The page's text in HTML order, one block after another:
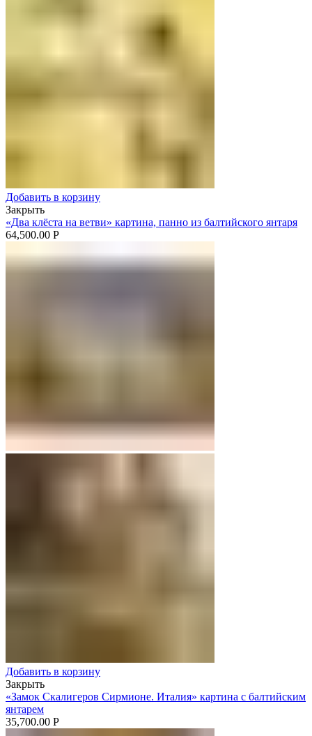
Добавить в корзину
Закрыть
«Два клёста на ветви» картина, панно из балтийского янтаря
64,500.00 Р
Добавить в корзину
Закрыть
«Замок Скалигеров Сирмионе. Италия» картина с балтийским
янтарем
35,700.00 Р